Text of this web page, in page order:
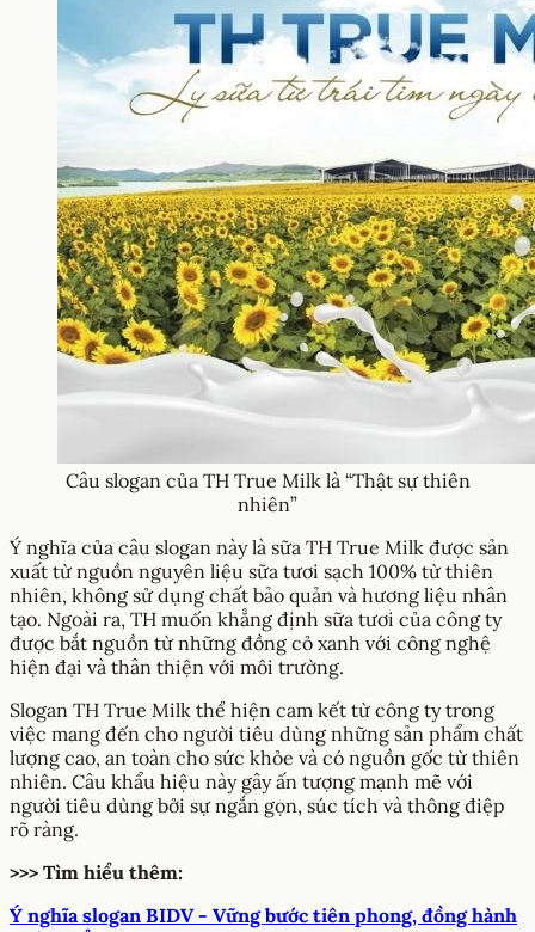
Câu slogan của TH True Milk là “Thật sự thiên
nhiên”
Ý nghĩa của câu slogan này là sữa TH True Milk được sản
xuất từ nguồn nguyên liệu sữa tươi sạch 100% từ thiên
nhiên, không sử dụng chất bảo quản và hương liệu nhân
tạo. Ngoài ra, TH muốn khẳng định sữa tươi của công ty
được bắt nguồn từ những đồng cỏ xanh với công nghệ
hiện đại và thân thiện với môi trường.
Slogan TH True Milk thể hiện cam kết từ công ty trong
việc mang đến cho người tiêu dùng những sản phẩm chất
lượng cao, an toàn cho sức khỏe và có nguồn gốc từ thiên
nhiên. Câu khẩu hiệu này gây ấn tượng mạnh mẽ với
người tiêu dùng bởi sự ngắn gọn, súc tích và thông điệp
rõ ràng.
>>> Tìm hiểu thêm:
Ý nghĩa slogan BIDV - Vững bước tiên phong, đồng hành